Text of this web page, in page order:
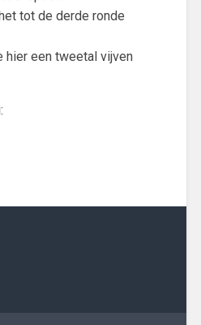
tot de derde ronde
hier een tweetal vijven